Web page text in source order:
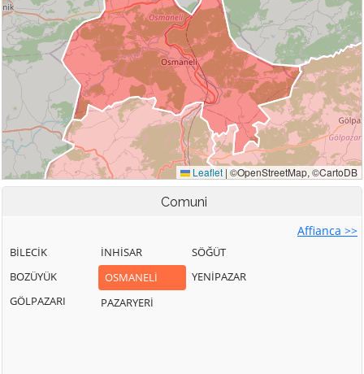
Comuni
Affianca >>
BİLECİK
BOZÜYÜK
GÖLPAZARI
İNHİSAR
OSMANELİ
PAZARYERİ
SÖĞÜT
YENİPAZAR